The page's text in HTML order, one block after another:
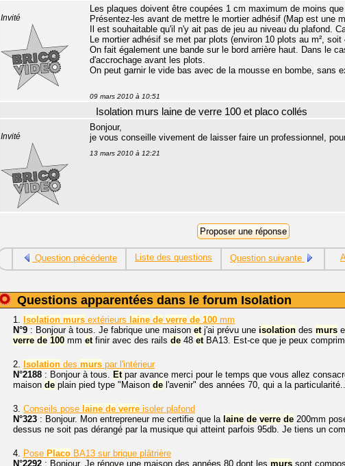
Invité
Les plaques doivent être coupées 1 cm maximum de moins
Présentez-les avant de mettre le mortier adhésif (Map est une
Il est souhaitable qu'il n'y ait pas de jeu au niveau du plafond.
Le mortier adhésif se met par plots (environ 10 plots au m²,
On fait également une bande sur le bord arrière haut. Dans le
d'accrochage avant les plots.
On peut garnir le vide bas avec de la mousse en bombe, sans
09 mars 2010 à 10:51
Isolation murs laine de verre 100 et placo collés
Invité
Bonjour,
je vous conseille vivement de laisser faire un professionnel,
13 mars 2010 à 12:21
Question précédente Liste des questions Question suivante
Questions apparentées dans le forum Isolation
1. Isolation murs extérieurs laine de verre de 100 mm
N°9 : Bonjour à tous. Je fabrique une maison etj'ai prévu une isolation des murs
verre de 100 mm etfinir avec des rails de 48 etBA13. Est-ce que je peux
2. Isolation des murs par l'intérieur
N°2188 : Bonjour à tous. Etpar avance merci pour le temps que vous allez
maison de plain pied type "Maison de l'avenir" des années 70, qui a la
3. Conseils pose laine de verre isoler plafond
N°323 : Bonjour. Mon entrepreneur me certifie que la laine de verre de 200mm
dessus ne soit pas dérangé par la musique qui atteint parfois 95db. Je tiens un
4. Pose Placo BA13 sur brique plâtrière
N°2292 : Bonjour, Je rénove une maison des années 80 dont les murs sont